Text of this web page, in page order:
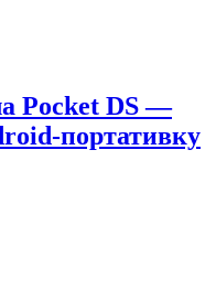
Pocket DS —
портативку